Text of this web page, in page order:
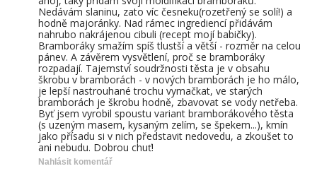
Nedávám slaninu, zato víc česneku(rozetřený se solí!) a
hodně majoránky. Nad rámec ingrediencí přidávám
nahrubo nakrájenou cibuli (recept mojí babičky).
Bramboráky smažím spíš tlustší a větší - rozměr na celou
pánev. A závěrem vysvětlení, proč se bramboráky
rozpadají. Tajemství soudržnosti těsta je v obsahu
škrobu v bramborách - v nových bramborách je ho málo,
je lepší nastrouhané trochu vymačkat, ve starých
bramborách je škrobu hodně, zbavovat se vody netřeba.
Byť jsem vyrobil spoustu variant bramborákového těsta
(s uzeným masem, kysaným zelím, se špekem...), kmín
jako přísadu si v nich představit nedovedu, a zkoušet to
ani nebudu. Dobrou chuť!
Nahlásit komentář